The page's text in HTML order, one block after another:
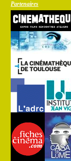
Partenaires